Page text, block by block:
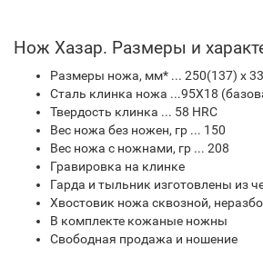
Нож Хазар. Размеры и
Размеры ножа, мм* ... 250(137) х
Сталь клинка ножа ...95Х18
Твердость клинка ... 58 HRC
Вес ножа без ножен, гр ... 150
Вес ножа с ножнами, гр ... 208
Гравировка на клинке
Гарда и тыльник изготовлены из
Хвостовик ножа сквозной,
В комплекте кожаные ножны
Свободная продажа и ношение